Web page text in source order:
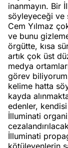
inanmayın. Bir
söyleyeceği ve
Cem Yılmaz
ve bunu
örgütte, kısa
artık çok üst
medya
görev
kelime hatta
kayda
edenler,
İlluminati
İlluminati
kötüleyenlerin